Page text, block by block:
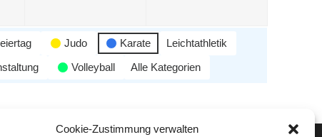
Cookie-Zustimmung verwalten
Judo Karate
Leichtathletik
Volleyball Alle Kategorien